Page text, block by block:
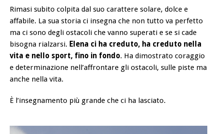
Rimasi subito colpita dal suo carattere solare, dolce e
affabile. La sua storia ci insegna che non tutto va perfetto
ma ci sono degli ostacoli che vanno superati e se si cade
bisogna rialzarsi. Elena ci ha creduto, ha creduto nella
vita e nello sport, fino in fondo. Ha dimostrato coraggio
e determinazione nell’affrontare gli ostacoli, sulle piste ma
anche nella vita.
È l’insegnamento più grande che ci ha lasciato.